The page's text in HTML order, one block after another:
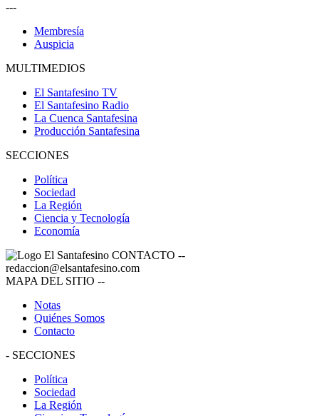
---
Membresía
Auspicia
MULTIMEDIOS
El Santafesino TV
El Santafesino Radio
La Cuenca Santafesina
Producción Santafesina
SECCIONES
Política
Sociedad
La Región
Ciencia y Tecnología
Economía
CONTACTO --
redaccion@elsantafesino.com
MAPA DEL SITIO --
Notas
Quiénes Somos
Contacto
- SECCIONES
Política
Sociedad
La Región